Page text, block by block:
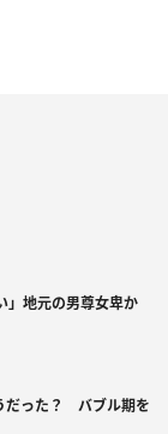
」地元の男尊女卑か
だった？ バブル期を